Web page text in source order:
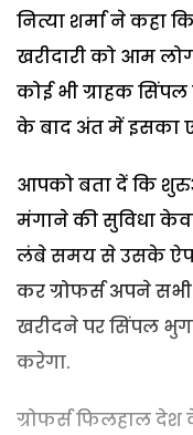
नित्या शर्मा ने कहा
खरीदारी को आम
कोई भी ग्राहक
के बाद अंत में इसका
आपको बता दें कि
मंगाने की सुविधा
लंबे समय से उसके ऐप
कर ग्रोफर्स अपने सभी
खरीदने पर सिंपल
करेगा.
ग्रोफर्स फिलहाल देश